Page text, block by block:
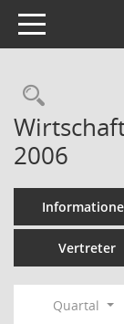
Toggle navigation
2006
Vertreter
Quartal